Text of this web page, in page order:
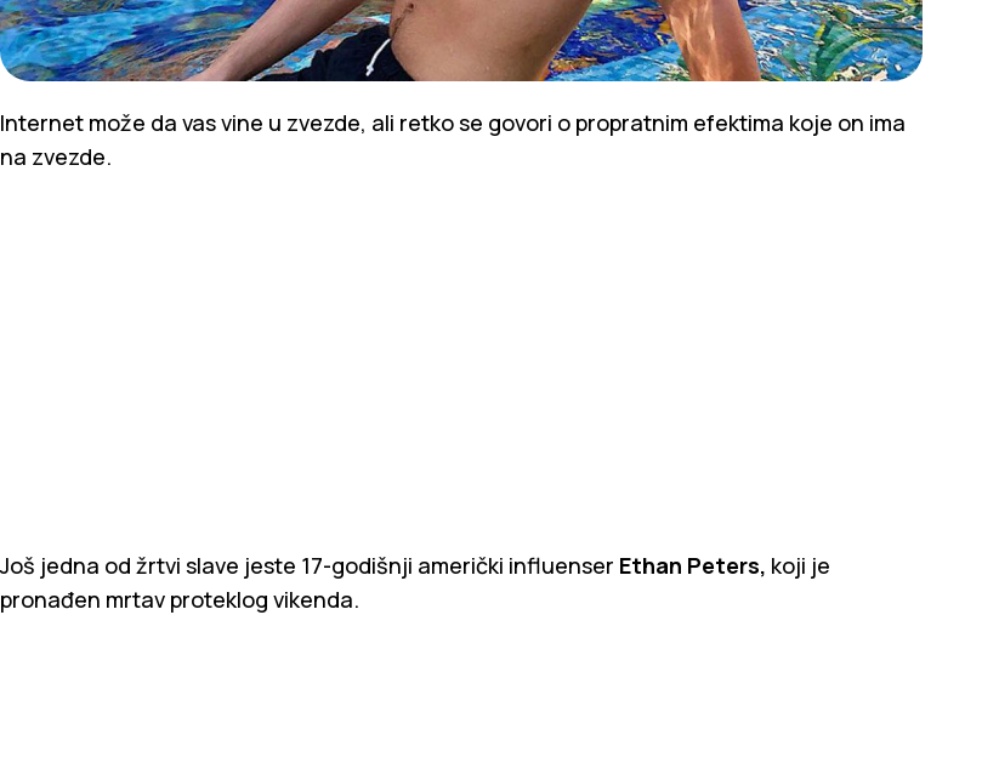
Internet može da vas vine u zvezde, ali retko se govori o propratnim efektima koje on ima
na zvezde.
Još jedna od žrtvi slave jeste 17-godišnji američki influenser Ethan Peters, koji je
pronađen mrtav proteklog vikenda.